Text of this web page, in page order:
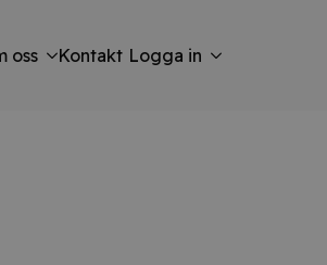
oss Kontakt Logga in